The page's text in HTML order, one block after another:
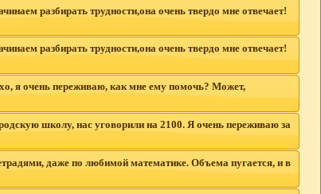
разбирать трудности,она очень твердо мне отвечает!
разбирать трудности,она очень твердо мне отвечает!
я очень переживаю, как мне ему помочь? Может,
школу, нас уговорили на 2100. Я очень переживаю за
даже по любимой математике. Объема пугается, и в